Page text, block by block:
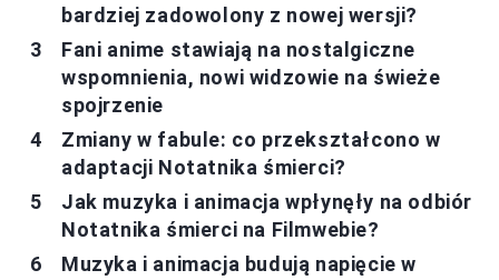
bardziej zadowolony z nowej wersji?
Fani anime stawiają na nostalgiczne
wspomnienia, nowi widzowie na świeże
spojrzenie
Zmiany w fabule: co przekształcono w
adaptacji Notatnika śmierci?
Jak muzyka i animacja wpłynęły na odbiór
Notatnika śmierci na Filmwebie?
Muzyka i animacja budują napięcie w